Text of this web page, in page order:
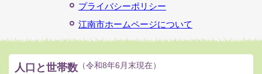
プライバシーポリシー
江南市ホームページについて
人口と世帯数 （令和8年6月末現在）